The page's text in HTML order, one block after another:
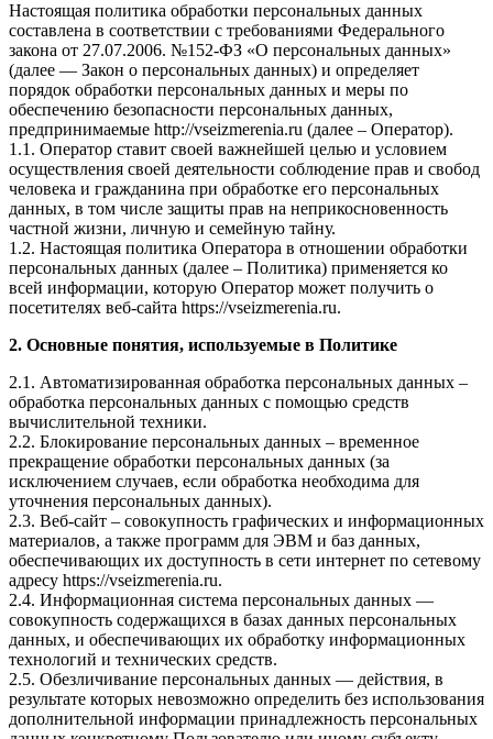
Настоящая политика обработки персональных данных
составлена в соответствии с требованиями Федерального
закона от 27.07.2006. №152-ФЗ «О персональных данных»
(далее — Закон о персональных данных) и определяет
порядок обработки персональных данных и меры по
обеспечению безопасности персональных данных,
предпринимаемые http://vseizmerenia.ru (далее – Оператор).
1.1. Оператор ставит своей важнейшей целью и условием
осуществления своей деятельности соблюдение прав и свобод
человека и гражданина при обработке его персональных
данных, в том числе защиты прав на неприкосновенность
частной жизни, личную и семейную тайну.
1.2. Настоящая политика Оператора в отношении обработки
персональных данных (далее – Политика) применяется ко
всей информации, которую Оператор может получить о
посетителях веб-сайта https://vseizmerenia.ru.
2. Основные понятия, используемые в Политике
2.1. Автоматизированная обработка персональных данных –
обработка персональных данных с помощью средств
вычислительной техники.
2.2. Блокирование персональных данных – временное
прекращение обработки персональных данных (за
исключением случаев, если обработка необходима для
уточнения персональных данных).
2.3. Веб-сайт – совокупность графических и информационных
материалов, а также программ для ЭВМ и баз данных,
обеспечивающих их доступность в сети интернет по сетевому
адресу https://vseizmerenia.ru.
2.4. Информационная система персональных данных —
совокупность содержащихся в базах данных персональных
данных, и обеспечивающих их обработку информационных
технологий и технических средств.
2.5. Обезличивание персональных данных — действия, в
результате которых невозможно определить без использования
дополнительной информации принадлежность персональных